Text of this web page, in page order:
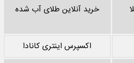
خرید آنلاین طلای آب شده
اکسپرس اینتری کانادا